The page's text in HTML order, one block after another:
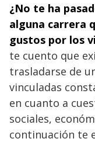
¿No te ha
alguna carrera
gustos por los
te cuento que
trasladarse de
vinculadas
en cuanto a
sociales,
continuación te